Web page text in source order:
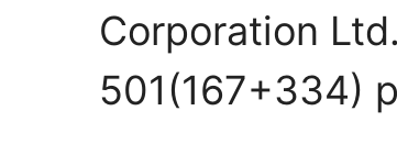
Corporation
501(167+334)